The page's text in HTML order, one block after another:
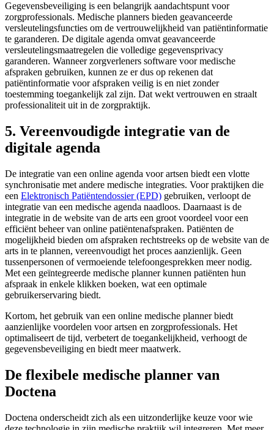
Gegevensbeveiliging is een belangrijk aandachtspunt voor
zorgprofessionals. Medische planners bieden geavanceerde
versleutelingsfuncties om de vertrouwelijkheid van patiëntinformatie
te garanderen. De digitale agenda omvat geavanceerde
versleutelingsmaatregelen die volledige gegevensprivacy
garanderen. Wanneer zorgverleners software voor medische
afspraken gebruiken, kunnen ze er dus op rekenen dat
patiëntinformatie voor afspraken veilig is en niet zonder
toestemming toegankelijk zal zijn. Dat wekt vertrouwen en straalt
professionaliteit uit in de zorgpraktijk.
5. Vereenvoudigde integratie van de
digitale agenda
De integratie van een online agenda voor artsen biedt een vlotte
synchronisatie met andere medische integraties. Voor praktijken die
een Elektronisch Patiëntendossier (EPD) gebruiken, verloopt de
integratie van een medische agenda naadloos. Daarnaast is de
integratie in de website van de arts een groot voordeel voor een
efficiënt beheer van online patiëntenafspraken. Patiënten de
mogelijkheid bieden om afspraken rechtstreeks op de website van de
arts in te plannen, vereenvoudigt het proces aanzienlijk. Geen
tussenpersonen of vermoeiende telefoongesprekken meer nodig.
Met een geïntegreerde medische planner kunnen patiënten hun
afspraak in enkele klikken boeken, wat een optimale
gebruikerservaring biedt.
Kortom, het gebruik van een online medische planner biedt
aanzienlijke voordelen voor artsen en zorgprofessionals. Het
optimaliseert de tijd, verbetert de toegankelijkheid, verhoogt de
gegevensbeveiliging en biedt meer maatwerk.
De flexibele medische planner van
Doctena
Doctena onderscheidt zich als een uitzonderlijke keuze voor wie